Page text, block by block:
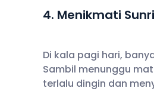
4. Menikmati
Di kala pagi hari,
Sambil menunggu
terlalu dingin dan